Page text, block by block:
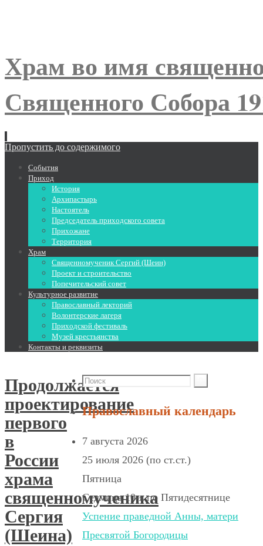
Храм во имя
Священного Собора
Пропустить до содержимого
События
Приход
История
Архипастырь
Настоятель
Председатель приходского совета
Прихожане
Территория
Храм
Священномученик Сергий (Шеин)
Проект и строительство
Попечительский совет
Культурное развитие
Православный лекторий
Волонтерские лагеря
Приходской фестиваль
Музей крестьянства
Контакты и реквизиты
Продолжается
проектирование
первого
в
России
храма
священномученика
Сергия
(Шеина)
Православный календарь
7 августа 2026
25 июля 2026 (по ст.ст.)
Пятница
Седмица 10-я по Пятидесятнице
Успение праведной Анны, матери
Пресвятой Богородицы